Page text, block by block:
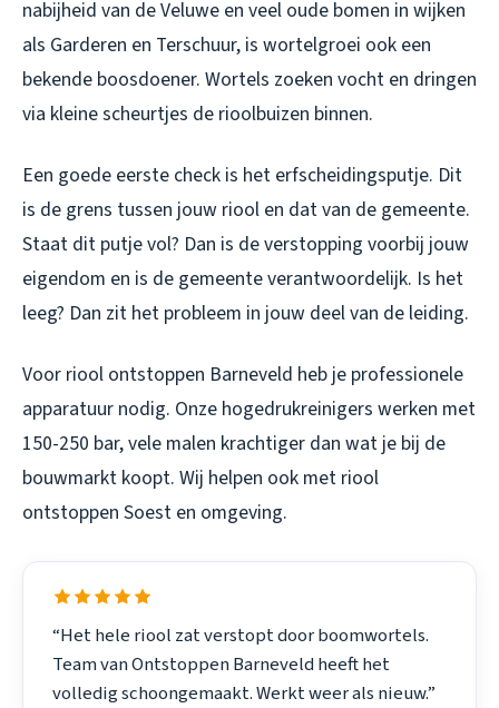
nabijheid van de Veluwe en veel oude bomen in wijken
als Garderen en Terschuur, is wortelgroei ook een
bekende boosdoener. Wortels zoeken vocht en dringen
via kleine scheurtjes de rioolbuizen binnen.
Een goede eerste check is het erfscheidingsputje. Dit
is de grens tussen jouw riool en dat van de gemeente.
Staat dit putje vol? Dan is de verstopping voorbij jouw
eigendom en is de gemeente verantwoordelijk. Is het
leeg? Dan zit het probleem in jouw deel van de leiding.
Voor riool ontstoppen Barneveld heb je professionele
apparatuur nodig. Onze hogedrukreinigers werken met
150-250 bar, vele malen krachtiger dan wat je bij de
bouwmarkt koopt. Wij helpen ook met riool
ontstoppen Soest en omgeving.
“Het hele riool zat verstopt door boomwortels.
Team van Ontstoppen Barneveld heeft het
volledig schoongemaakt. Werkt weer als nieuw.”